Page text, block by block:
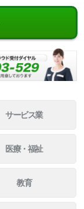
サービス業
医療・福祉
教育